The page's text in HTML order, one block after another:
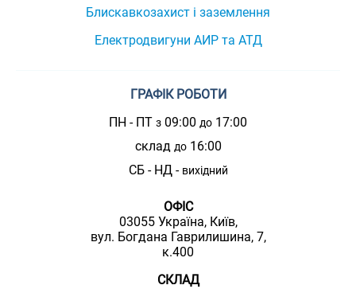
Блискавкозахист і заземлення
Електродвигуни АИР та АТД
ГРАФІК РОБОТИ
ПН - ПТ з 09:00 до 17:00
склад до16:00
СБ - НД - вихідний
ОФІС
03055 Україна, Київ,
вул. Богдана Гаврилишина, 7,
к.400
СКЛАД